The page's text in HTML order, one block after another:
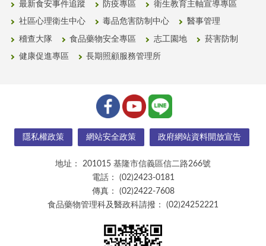
最新食安事件追蹤 防疫專區 衛生教育主軸宣導專區
社區心理衛生中心 毒品危害防制中心 醫事管理
稽查大隊 食品藥物安全專區 志工園地 菸害防制
健康促進專區 長期照顧服務管理所
隱私權政策 網站安全政策 政府網站資料開放宣告
地址：
201015 基隆市信義區信二路266號
電話：
(02)2423-0181
傳真：
(02)2422-7608
食品藥物管理科及醫政科請撥：
(02)24252221